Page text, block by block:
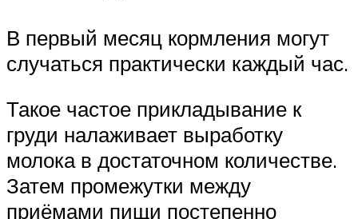
В первый месяц кормления могут
случаться практически каждый час.
Такое частое прикладывание к
груди налаживает выработку
молока в достаточном количестве.
Затем промежутки между
приёмами пищи постепенно